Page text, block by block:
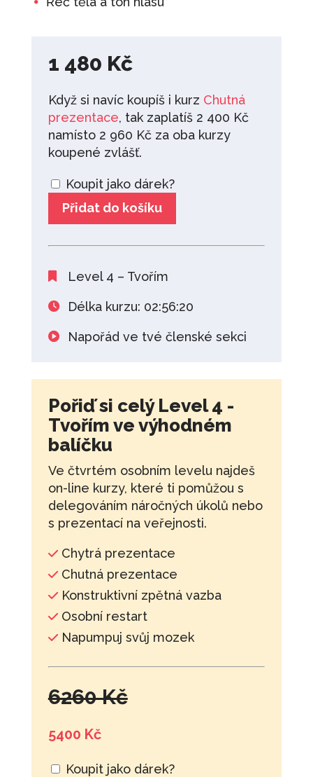
1 480 Kč
Když si navíc koupíš i kurz Chutná
prezentace, tak zaplatíš 2 400 Kč
namísto 2 960 Kč za oba kurzy
koupené zvlášť.
Koupit jako dárek?
Přidat do košíku
Level 4 – Tvořím
Délka kurzu: 02:56:20
Napořád ve tvé členské sekci
Pořiď si celý Level 4 -
Tvořím ve výhodném
balíčku
Ve čtvrtém osobním levelu najdeš
on-line kurzy, které ti pomůžou s
delegováním náročných úkolů nebo
s prezentací na veřejnosti.
Chytrá prezentace
Chutná prezentace
Konstruktivní zpětná vazba
Osobní restart
Napumpuj svůj mozek
6260 Kč
5400 Kč
Koupit jako dárek?